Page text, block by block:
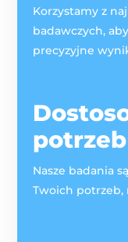
Korzystamy z
badawczych,
precyzyjne
potrzeb
Nasze badania
Twoich potrzeb,